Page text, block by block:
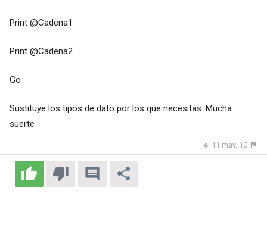
Print @Cadena1
Print @Cadena2
Go
Sustituye los tipos de dato por los que necesitas. Mucha
suerte
el 11 may. 10